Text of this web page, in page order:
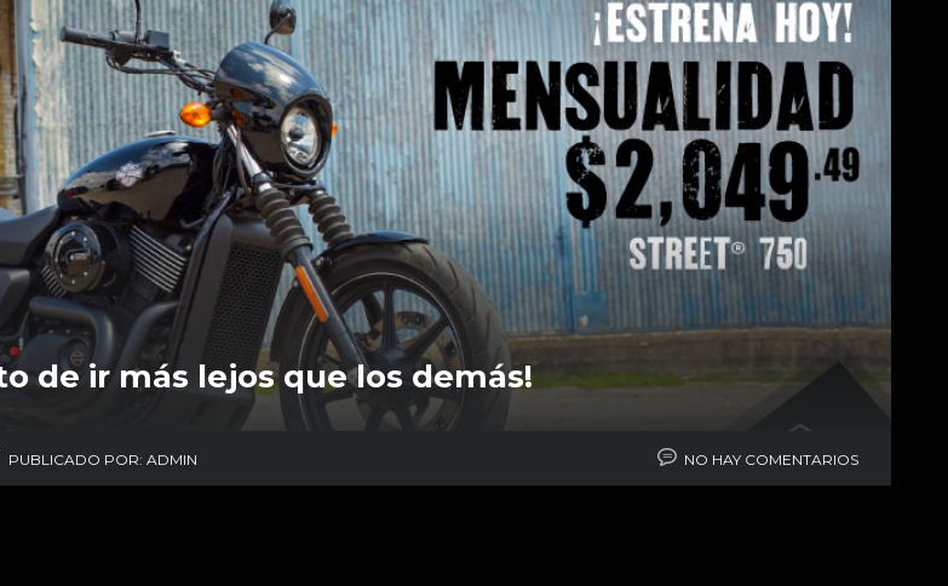
de ir más lejos que los demás!
PUBLICADO POR: ADMIN NO HAY COMENTARIOS